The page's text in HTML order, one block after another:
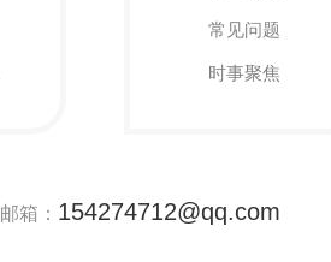
常见问题
时事聚焦
邮箱： 154274712@qq.com